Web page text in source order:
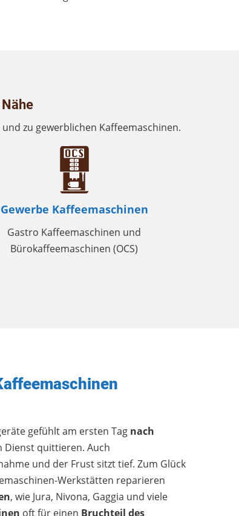
zu gewerblichen Kaffeemaschinen.
Gewerbe Kaffeemaschinen
Gastro Kaffeemaschinen und
Bürokaffeemaschinen (OCS)
gefühlt am ersten Tag nach
Dienst quittieren. Auch
und der Frust sitzt tief. Zum Glück
Werkstätten reparieren
, wie Jura, Nivona, Gaggia und viele
oft für einen Bruchteil des